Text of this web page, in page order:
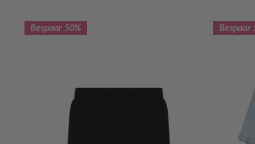
Bespaar 50% Bespaar